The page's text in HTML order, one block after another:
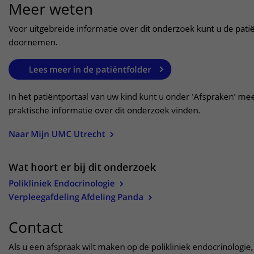
Meer weten
Voor uitgebreide informatie over dit onderzoek kunt u de
doornemen.
Lees meer in de patiëntfolder
In het patiëntportaal van uw kind kunt u onder 'Afspraken'
praktische informatie over dit onderzoek vinden.
Naar Mijn UMC Utrecht
Wat hoort er bij dit onderzoek
Polikliniek Endocrinologie
Verpleegafdeling Afdeling Panda
Contact
Als u een afspraak wilt maken op de polikliniek